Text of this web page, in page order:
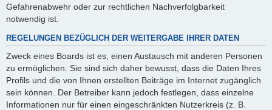
Gefahrenabwehr oder zur rechtlichen Nachverfolgbarkeit
notwendig ist.
REGELUNGEN BEZÜGLICH DER WEITERGABE IHRER DATEN
Zweck eines Boards ist es, einen Austausch mit anderen Personen
zu ermöglichen. Sie sind sich daher bewusst, dass die Daten Ihres
Profils und die von Ihnen erstellten Beiträge im Internet zugänglich
sein können. Der Betreiber kann jedoch festlegen, dass einzelne
Informationen nur für einen eingeschränkten Nutzerkreis (z. B.